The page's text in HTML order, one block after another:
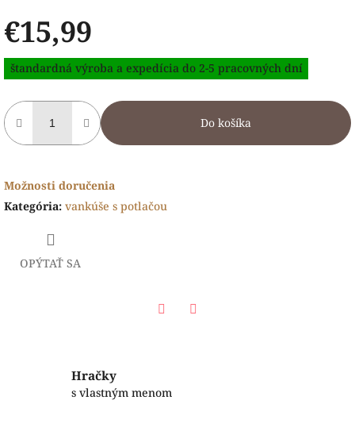
€15,99
Jednotková
cena:
štandardná výroba a expedícia do 2-5 pracovných dní
Do košíka
Možnosti doručenia
Kategória: vankúše s potlačou
OPÝTAŤ SA
Hračky
s vlastným menom